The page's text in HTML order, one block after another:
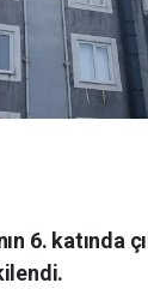
6. katında